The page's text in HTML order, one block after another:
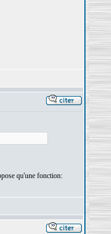
qu'une fonction: